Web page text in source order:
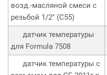
возд.-масляной смеси с
резьбой 1/2" (C55)
датчик температуры
для Formula 7508
датчик температуры с